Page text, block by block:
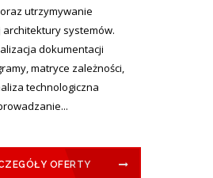
utrzymywanie
systemów.
dokumentacji
matryce zależności,
technologiczna
OFERTY